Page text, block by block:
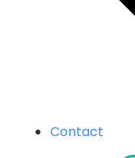
Contact